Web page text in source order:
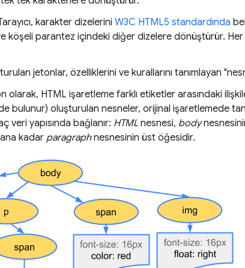
karakter dizelerini W3C HTML5 standardında
köşeli parantez içindeki diğer dizelere dönüştürür.
jetonlar, özelliklerini ve kurallarını tanımlayan
olarak, HTML işaretleme farklı etiketler arasındaki
bulunur) oluşturulan nesneler, orijinal işaretlemede
veri yapısında bağlanır: HTML nesnesi, body
kadar paragraphnesnesinin üst öğesidir.